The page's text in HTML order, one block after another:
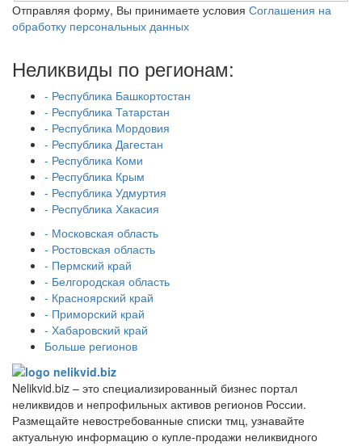
Отправляя форму, Вы принимаете условия Соглашения на
обработку персональных данных
Неликвиды по регионам:
- Республика Башкортостан
- Республика Татарстан
- Республика Мордовия
- Республика Дагестан
- Республика Коми
- Республика Крым
- Республика Удмуртия
- Республика Хакасия
- Московская область
- Ростовская область
- Пермский край
- Белгородская область
- Красноярский край
- Приморский край
- Хабаровский край
Больше регионов
Nelikvid.biz – это специализированный бизнес портал
неликвидов и непрофильных активов регионов России.
Размещайте невостребованные списки тмц, узнавайте
актуальную информацию о купле-продажи неликвидного